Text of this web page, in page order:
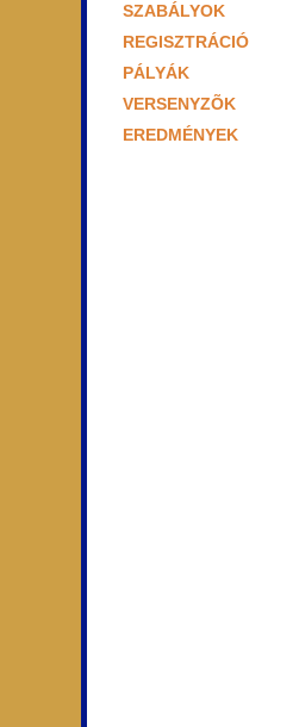
SZABÁLYOK
REGISZTRÁCIÓ
PÁLYÁK
VERSENYZÕK
EREDMÉNYEK